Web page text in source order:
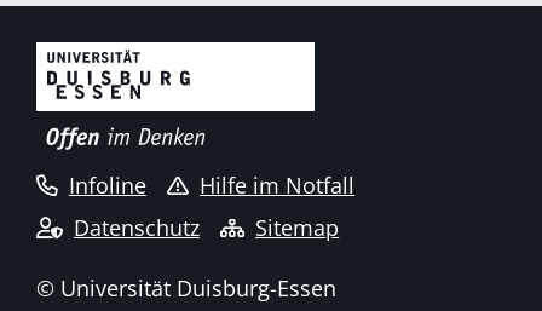
Infoline
Hilfe im Notfall
Datenschutz
Sitemap
© Universität Duisburg-Essen